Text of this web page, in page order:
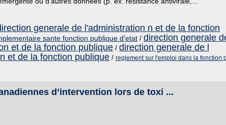
generale de l'administration n et de la fonction
sante fonction publique d'etat / direction generale
et de la fonction publique / direction generale de l
et de la fonction publique / reglement sur l'emploi dans la fonction
d’intervention lors de toxi ...